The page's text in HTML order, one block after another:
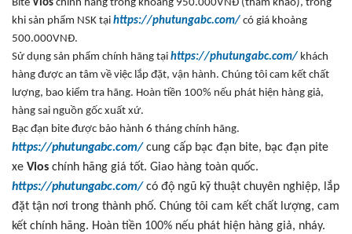
Bite Vios chính hãng trong khoảng 950.000VNĐ (thảm khảo), trong
khi sản phẩm NSK tại https://phutungabc.com/ có giá khoảng
500.000VNĐ.
Sử dụng sản phẩm chính hãng tại https://phutungabc.com/ khách
hàng được an tâm về việc lắp đặt, vận hành. Chúng tôi cam kết chất
lượng, bao kiểm tra hãng. Hoàn tiền 100% nếu phát hiện hàng giả,
hàng sai nguồn gốc xuất xứ.
Bạc đạn bite được bảo hành 6 tháng chính hãng.
https://phutungabc.com/ cung cấp bạc đạn bite, bạc đạn pite
xe Vios chính hãng giá tốt. Giao hàng toàn quốc.
https://phutungabc.com/ có độ ngũ kỹ thuật chuyên nghiệp, lắp
đặt tận nơi trong thành phố. Chúng tôi cam kết chất l ượng, cam
kết chính hãng. Hoàn tiền 100% nếu phát hiện hàng giả, nháy.